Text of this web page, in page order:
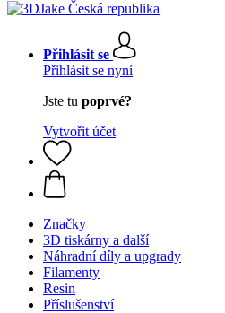
Přihlásit se
Přihlásit se nyní
Jste tu poprvé?
Vytvořit účet
Značky
3D tiskárny a další
Náhradní díly a upgrady
Filamenty
Resin
Příslušenství